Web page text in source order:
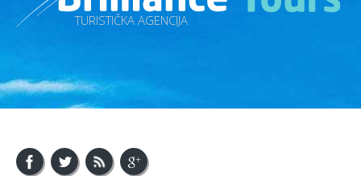
TURISTIČKA AGENCIJA